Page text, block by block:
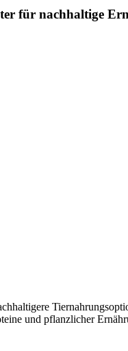
für nachhaltige
und pflanzlicher